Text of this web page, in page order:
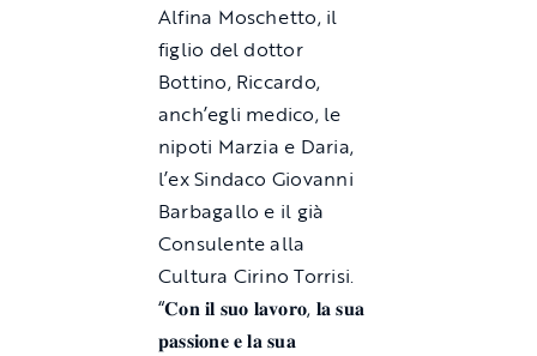
Alfina Moschetto, il
figlio del dottor
Bottino, Riccardo,
anch’egli medico, le
nipoti Marzia e Daria,
l’ex Sindaco Giovanni
Barbagallo e il già
Consulente alla
Cultura Cirino Torrisi.
“𝐂𝐨𝐧 𝐢𝐥 𝐬𝐮𝐨 𝐥𝐚𝐯𝐨𝐫𝐨, 𝐥𝐚 𝐬𝐮𝐚
𝐩𝐚𝐬𝐬𝐢𝐨𝐧𝐞 𝐞 𝐥𝐚 𝐬𝐮𝐚